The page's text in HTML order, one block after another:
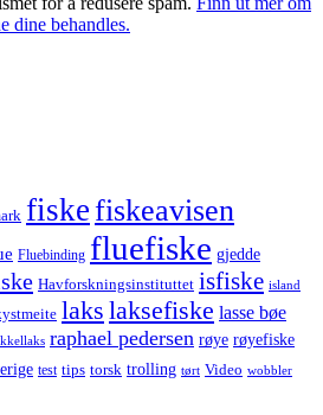
dine behandles.
fiskefiskeavisen
Fluebinding fluefiske gjedde
Havforskningsinstituttet isfiske island
laks laksefiske lasse bøe
raphael pedersen røye røyefiske
test tips torsk trolling tørt Video wobbler